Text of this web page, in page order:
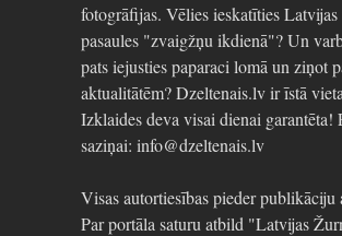
fotogrāfijas. Vēlies ieskatīties Latvijas
pasaules "zvaigžņu ikdienā"? Un
pats iejusties paparaci lomā un ziņot
aktualitātēm? Dzeltenais.lv ir īstā
Izklaides deva visai dienai garantēta!
saziņai: info@dzeltenais.lv
Visas autortiesības pieder publikāciju
Par portāla saturu atbild "Latvijas